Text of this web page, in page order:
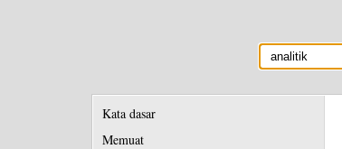
Kata dasar
Memuat